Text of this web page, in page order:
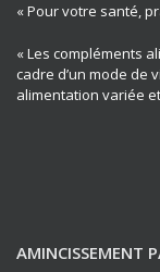
« Pour votre santé,
« Les compléments
cadre d’un mode de
alimentation variée
AMINCISSEMENT